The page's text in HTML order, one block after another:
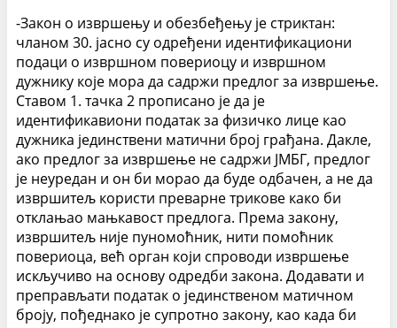
-Закон о извршењу и обезбеђењу је стриктан:
чланом 30. јасно су одређени идентификациони
подаци о извршном повериоцу и извршном
дужнику које мора да садржи предлог за извршење.
Ставом 1. тачка 2 прописано је да је
идентификавиони податак за физичко лице као
дужника јединствени матични број грађана. Дакле,
ако предлог за извршење не садржи ЈМБГ, предлог
је неуредан и он би морао да буде одбачен, а не да
извршитељ користи преварне трикове како би
отклањао мањкавост предлога. Према закону,
извршитељ није пуномоћник, нити помоћник
повериоца, већ орган који спроводи извршење
искључиво на основу одредби закона. Додавати и
преправљати податак о јединственом матичном
броју, пођеднако је супротно закону, као када би